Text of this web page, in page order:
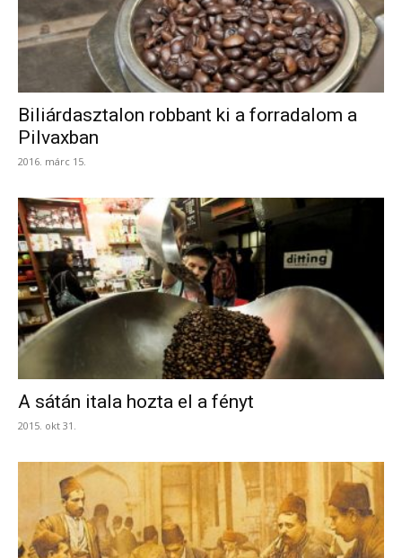
Biliárdasztalon robbant ki a forradalom a
Pilvaxban
2016. márc 15.
A sátán itala hozta el a fényt
2015. okt 31.